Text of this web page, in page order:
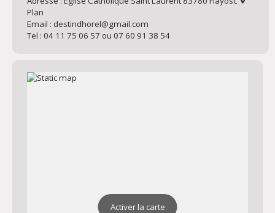
Plan
Email : destindhorel@gmail.com
Tel : 04 11 75 06 57 ou 07 60 91 38 54
Activer la carte